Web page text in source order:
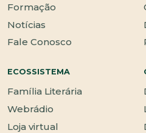
Formação
Notícias
Fale Conosco
ECOSSISTEMA
Família Literária
Webrádio
Loja virtual